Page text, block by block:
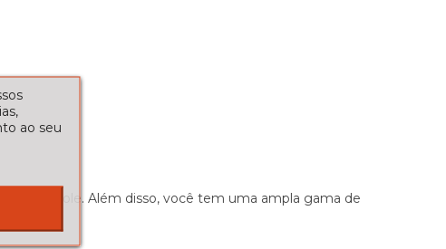
o console. Além disso, você tem uma ampla gama de
ao seu